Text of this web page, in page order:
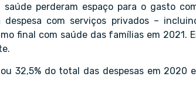
perderam espaço para o gasto
com serviços privados –
final com saúde das famílias em 2021.
32,5% do total das despesas em 2020